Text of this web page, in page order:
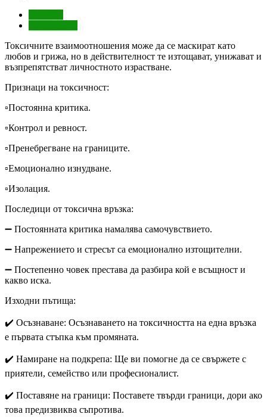
Токсичните взаимоотношения може да се маскират като
любов и грижа, но в действителност те изтощават, унижават и
възпрепятстват личностното израстване.
Признаци на токсичност:
▫️Постоянна критика.
▫️Контрол и ревност.
▫️Пренебрегване на границите.
▫️Емоционално изнудване.
▫️Изолация.
Последици от токсична връзка:
➖ Постоянната критика намалява самочувствието.
➖ Напрежението и стресът са емоционално изтощителни.
➖ Постепенно човек престава да разбира кой е всъщност и
какво иска.
Изходни пътища:
✔️ Осъзнаване: Осъзнаването на токсичността на една връзка
е първата стъпка към промяната.
✔️ Намиране на подкрепа: Ще ви помогне да се свържете с
приятели, семейство или професионалист.
✔️ Поставяне на граници: Поставете твърди граници, дори ако
това предизвиква съпротива.